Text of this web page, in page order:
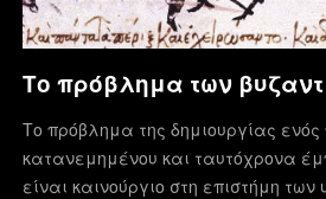
Το πρόβλημα των
Το πρόβλημα της δημιουργίας
κατανεμημένου και ταυτόχρονα
είναι καινούργιο στη επιστήμη